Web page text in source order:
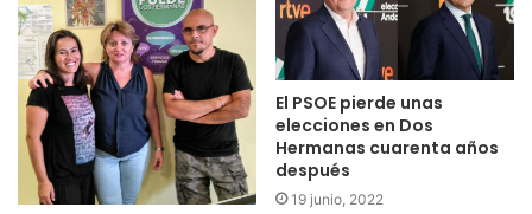
El PSOE pierde unas
elecciones en Dos
Hermanas cuarenta años
después
19 junio, 2022